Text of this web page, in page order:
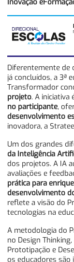
Inovação
Diferentemente de
já concluídos, a 3ª
Transformador
projeto. A iniciativa
no participante,
desenvolvimento
inovadora, a
Um dos grandes
da Inteligência
dos projetos. A IA
avaliações e
prática para
desenvolvimento
reflete a visão do
tecnologias na
A metodologia do
no Design
Prototipação e
os educadores são